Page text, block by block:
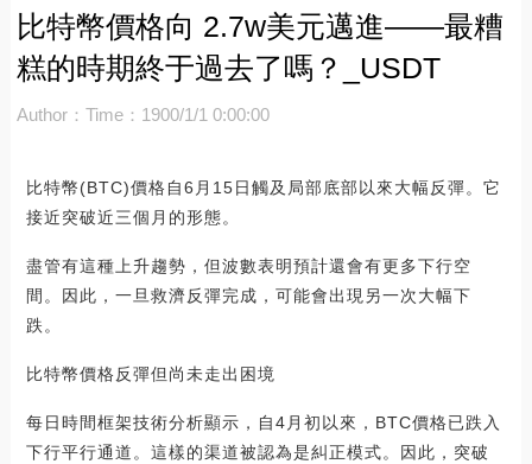
比特幣價格向 2.7w美元邁進——最糟
糕的時期終于過去了嗎？_USDT
Author： Time：1900/1/1 0:00:00
比特幣(BTC)價格自6月15日觸及局部底部以來大幅反彈。它
接近突破近三個月的形態。
盡管有這種上升趨勢，但波數表明預計還會有更多下行空
間。因此，一旦救濟反彈完成，可能會出現另一次大幅下
跌。
比特幣價格反彈但尚未走出困境
每日時間框架技術分析顯示，自4月初以來，BTC價格已跌入
下行平行通道。這樣的渠道被認為是糾正模式。因此，突破